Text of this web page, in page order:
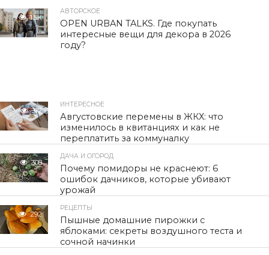
1.5K
АВТОРСКОЕ
OPEN URBAN TALKS. Где покупать
интересные вещи для декора в 2026
году?
317
ИНТЕРЕСНОЕ
Августовские перемены в ЖКХ: что
изменилось в квитанциях и как не
переплатить за коммуналку
308
ДАЧА И ОГОРОД
Почему помидоры не краснеют: 6
ошибок дачников, которые убивают
урожай
292
РЕЦЕПТЫ
Пышные домашние пирожки с
яблоками: секреты воздушного теста и
сочной начинки